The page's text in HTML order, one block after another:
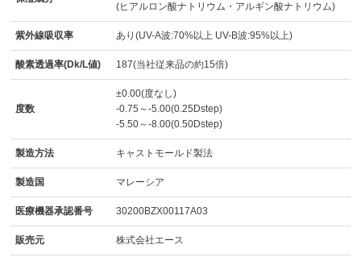
(ヒアルロン酸ナトリウム・アルギン酸ナトリウム)
紫外線吸収率 あり(UV-A波:70%以上 UV-B波:95%以上)
酸素透過率(Dk/L値) 187(当社従来品の約15倍)
度数
±0.00(度なし)
-0.75～-5.00(0.25Dstep)
-5.50～-8.00(0.50Dstep)
製造方法 キャストモールド製法
製造国 マレーシア
医療機器承認番号 30200BZX00117A03
販売元 株式会社エース